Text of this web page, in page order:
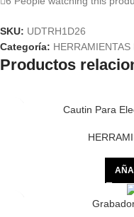
SKU: UDTRH1D26
Categoría:
Productos
Cautin Para